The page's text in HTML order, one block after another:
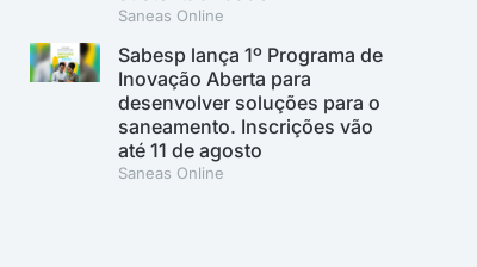
Saneas Online
Sabesp lança 1º Programa de
Inovação Aberta para
desenvolver soluções para o
saneamento. Inscrições vão
até 11 de agosto
Saneas Online